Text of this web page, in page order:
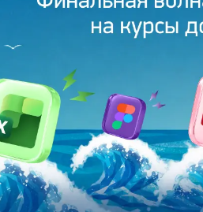
ИИ для
17 марта 2026 3 минуты
ИИ ДЛЯ
РАСХОДЫ НА 30%
Поделиться